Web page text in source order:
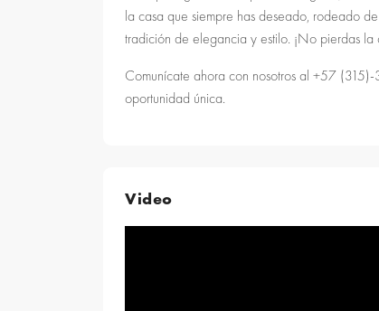
la casa que siempre has deseado, rodeado
tradición de elegancia y estilo. ¡No pierdas
Comunícate ahora con nosotros al +57
oportunidad única.
Video